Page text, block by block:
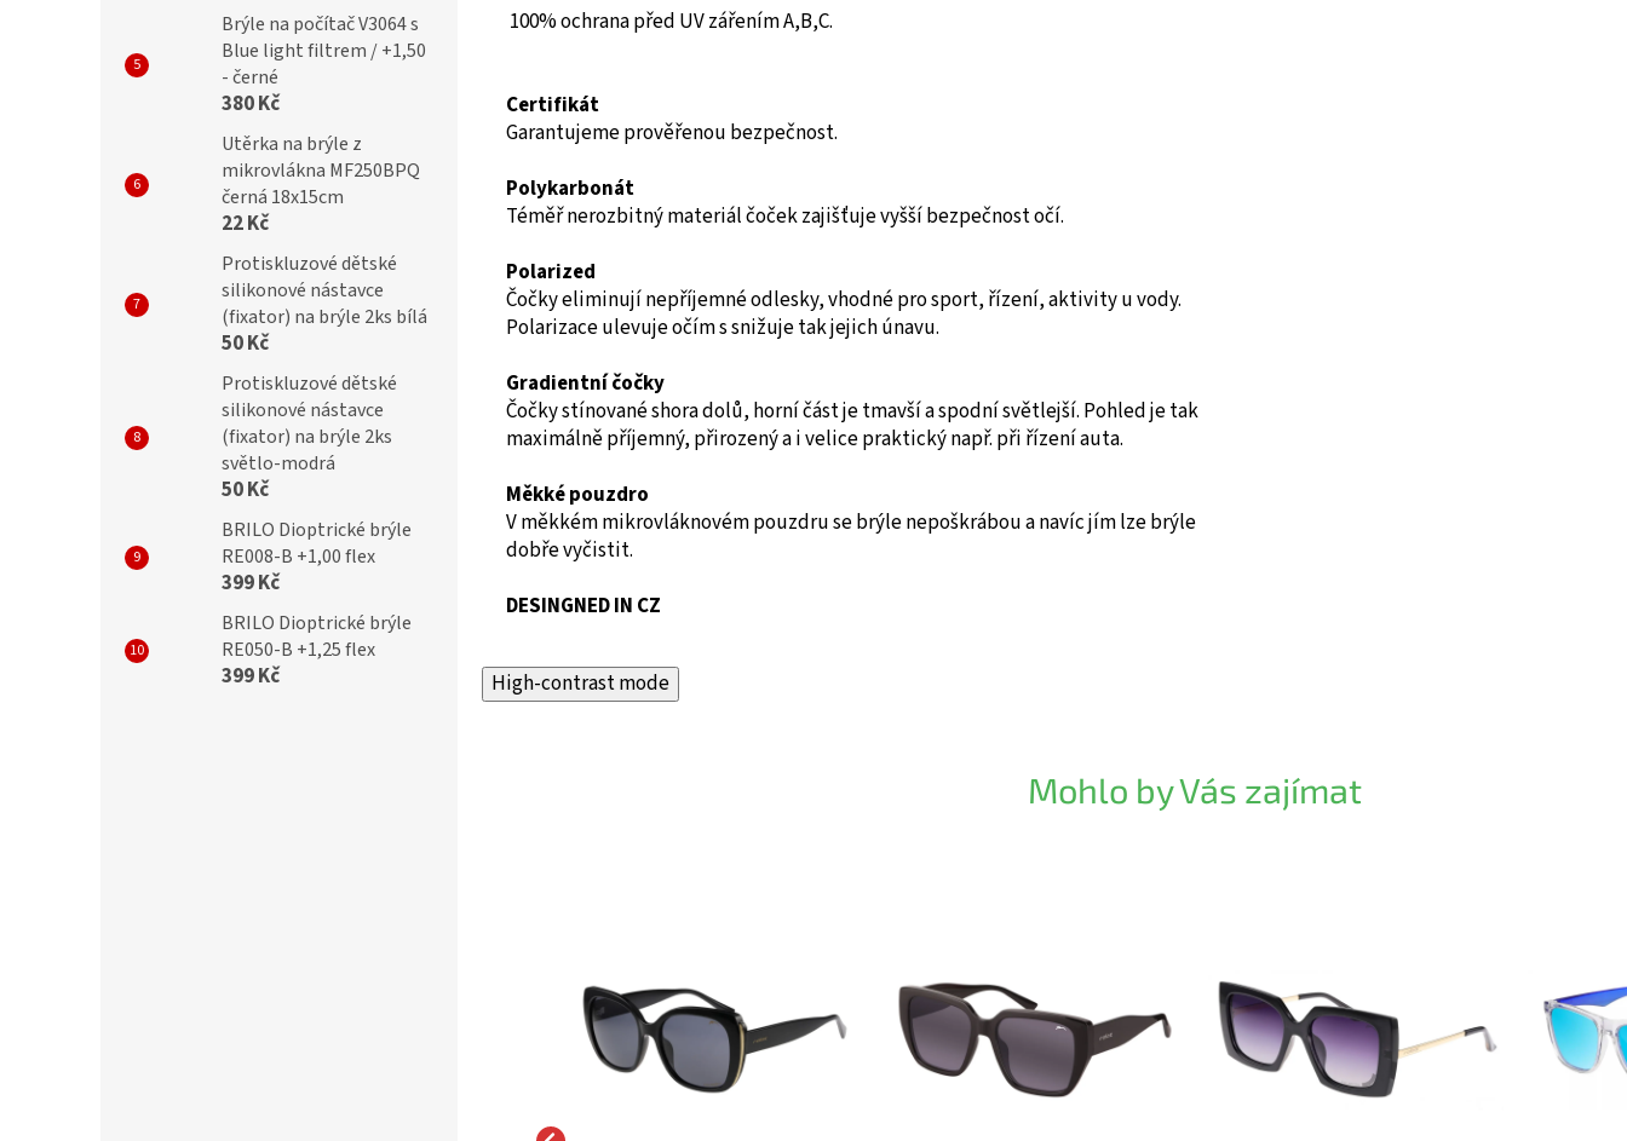
Brýle na počítač V3064 s
Blue light filtrem / +1,50
- černé
380 Kč
Utěrka na brýle z
mikrovlákna MF250BPQ
černá 18x15cm
22 Kč
Protiskluzové dětské
silikonové nástavce
(fixator) na brýle 2ks bílá
50 Kč
Protiskluzové dětské
silikonové nástavce
(fixator) na brýle 2ks
světlo-modrá
50 Kč
BRILO Dioptrické brýle
RE008-B +1,00 flex
399 Kč
BRILO Dioptrické brýle
RE050-B +1,25 flex
399 Kč
100% ochrana před UV zářením A,B,C.
Certifikát
Garantujeme prověřenou bezpečnost.
Polykarbonát
Téměř nerozbitný materiál čoček zajišťuje vyšší bezpečnost očí.
Polarized
Čočky eliminují nepříjemné odlesky, vhodné pro sport, řízení, aktivity u vody.
Polarizace ulevuje očím s snižuje tak jejich únavu.
Gradientní čočky
Čočky stínované shora dolů, horní část je tmavší a spodní světlejší. Pohled je tak
maximálně příjemný, přirozený a i velice praktický např. při řízení auta.
Měkké pouzdro
V měkkém mikrovláknovém pouzdru se brýle nepoškrábou a navíc jím lze brýle
dobře vyčistit.
DESINGNED IN CZ
High-contrast mode
Mohlo by Vás zajímat